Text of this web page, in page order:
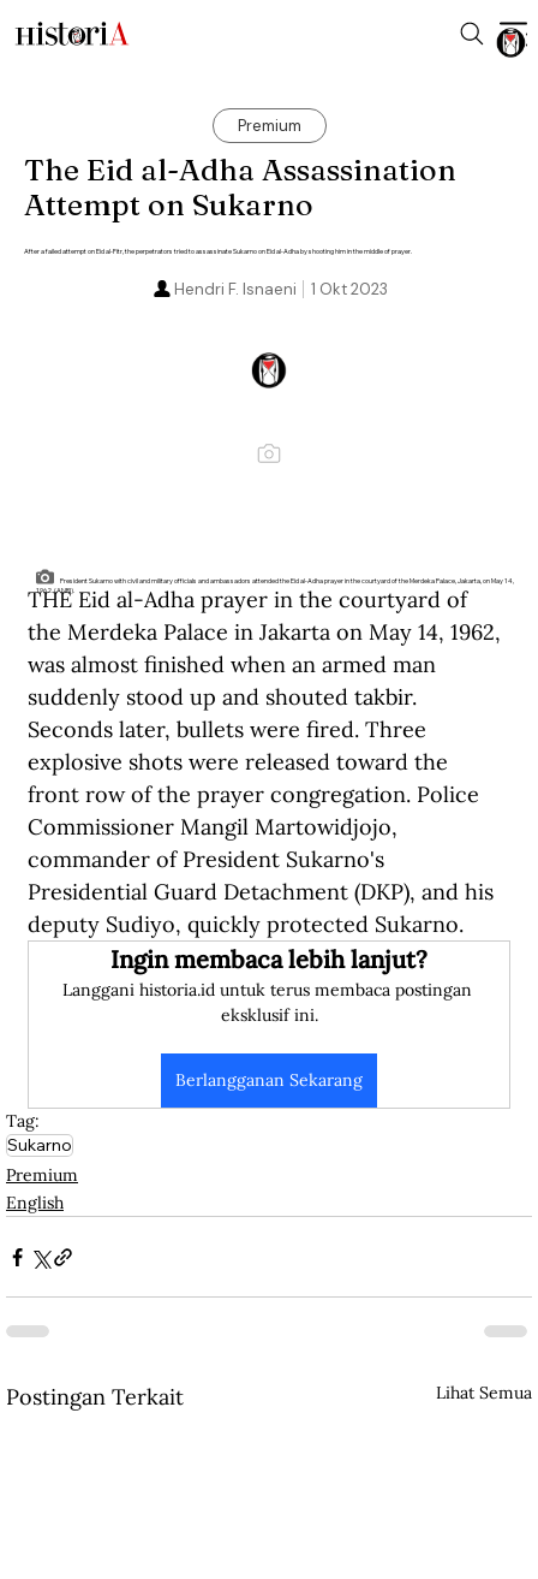
Premium
The Eid al-Adha Assassination
Attempt on Sukarno
After a failed attempt on Eid al-Fitr, the perpetrators tried to assassinate Sukarno on Eid al-Adha by shooting him in the middle of prayer.
1 Okt 2023
Hendri F. Isnaeni
President Sukarno with civil and military officials and ambassadors attended the Eid al-Adha prayer in the courtyard of the Merdeka Palace, Jakarta, on May 14,
1962. (ANRI).
THE Eid al-Adha prayer in the courtyard of
the Merdeka Palace in Jakarta on May 14, 1962,
was almost finished when an armed man
suddenly stood up and shouted takbir.
Seconds later, bullets were fired. Three
explosive shots were released toward the
front row of the prayer congregation. Police
Commissioner Mangil Martowidjojo,
commander of President Sukarno's
Presidential Guard Detachment (DKP), and his
deputy Sudiyo, quickly protected Sukarno.
Ingin membaca lebih lanjut?
Langgani historia.id untuk terus membaca postingan
eksklusif ini.
Berlangganan Sekarang
Tag:
Sukarno
Premium
English
Postingan Terkait Lihat Semua